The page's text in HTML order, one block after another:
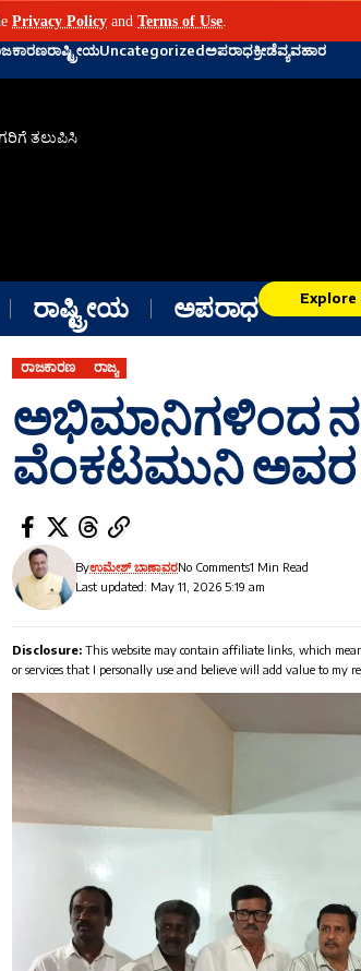
Privacy Policy and Terms of Use
ರಾಷ್ಟ್ರೀಯUncategorizedಅಪರಾಧಕ್ರೀಡೆವ್ಯವಹಾರ
ತಲುಪಿಸಿ
ರಾಷ್ಟ್ರೀಯ ಅಪರಾಧ Explore
ರಾಜಕಾರಣ ರಾಜ್ಯ
ಅಭಿಮಾನಿಗಳಿಂದ
ವೆಂಕಟಮುನಿ ಅವರ
Last updated: May 11, 2026 5:19 am
Byಉಮೇಶ್ ಬಾಣಾವರNo Comments1 Min Read
Disclosure: This website may contain affiliate links, which
or services that I personally use and believe will add value to my